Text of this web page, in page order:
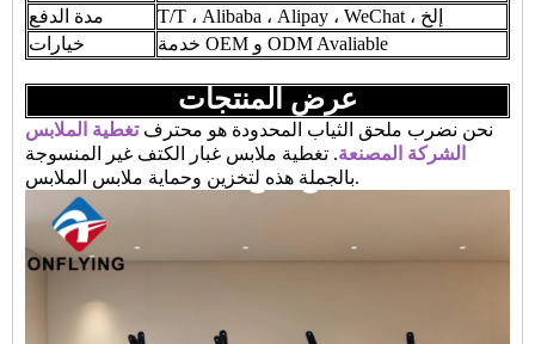
مدة الدفع
T/T ، Alibaba ، Alipay ، WeChat ، إلخ
خيارات
خدمة OEM و ODM Avaliable
عرض المنتجات
نحن نضرب ملحق الثياب المحدودة هو محترفتغطية الملابس
الشركة المصنعة. تغطية ملابس غبار الكتف غير المنسوجة
بالجملة هذه لتخزين وحماية ملابس الملابس.